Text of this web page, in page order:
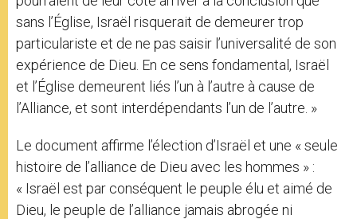
sans l’Église, Israël risquerait de demeurer trop
particulariste et de ne pas saisir l’universalité de son
expérience de Dieu. En ce sens fondamental, Israël
et l’Église demeurent liés l’un à l’autre à cause de
l’Alliance, et sont interdépendants l’un de l’autre. »
Le document affirme l’élection d’Israël et une « seule
histoire de l’alliance de Dieu avec les hommes » :
« Israël est par conséquent le peuple élu et aimé de
Dieu, le peuple de l’alliance jamais abrogée ni